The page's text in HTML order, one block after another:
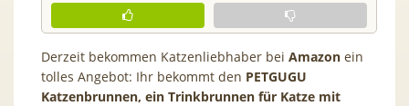
Derzeit bekommen Katzenliebhaber bei Amazon ein
tolles Angebot: Ihr bekommt den PETGUGU
Katzenbrunnen, ein Trinkbrunnen für Katze mit